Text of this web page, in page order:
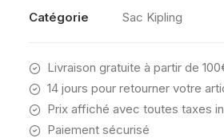
Catégorie Sac Kipling
Livraison gratuite à partir de
14 jours pour retourner votre
Prix affiché avec toutes taxes
Paiement sécurisé